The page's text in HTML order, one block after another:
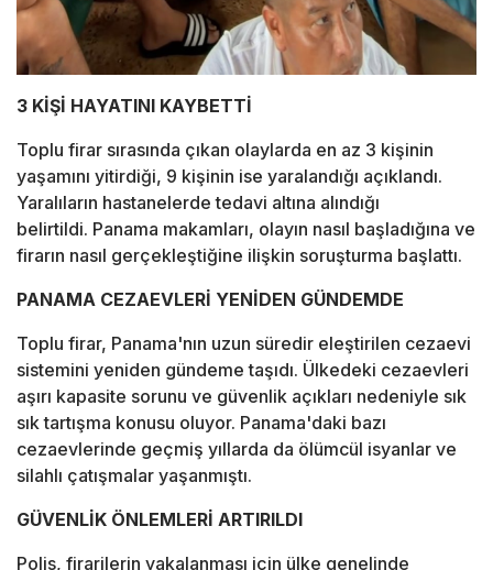
3 KİŞİ HAYATINI KAYBETTİ
Toplu firar sırasında çıkan olaylarda en az 3 kişinin
yaşamını yitirdiği, 9 kişinin ise yaralandığı açıklandı.
Yaralıların hastanelerde tedavi altına alındığı
belirtildi. Panama makamları, olayın nasıl başladığına ve
firarın nasıl gerçekleştiğine ilişkin soruşturma başlattı.
PANAMA CEZAEVLERİ YENİDEN GÜNDEMDE
Toplu firar, Panama'nın uzun süredir eleştirilen cezaevi
sistemini yeniden gündeme taşıdı. Ülkedeki cezaevleri
aşırı kapasite sorunu ve güvenlik açıkları nedeniyle sık
sık tartışma konusu oluyor. Panama'daki bazı
cezaevlerinde geçmiş yıllarda da ölümcül isyanlar ve
silahlı çatışmalar yaşanmıştı.
GÜVENLİK ÖNLEMLERİ ARTIRILDI
Polis, firarilerin yakalanması için ülke genelinde